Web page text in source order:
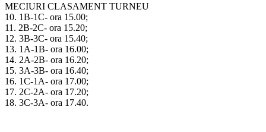
MECIURI CLASAMENT TURNEU
10. 1B-1C- ora 15.00;
11. 2B-2C- ora 15.20;
12. 3B-3C- ora 15.40;
13. 1A-1B- ora 16.00;
14. 2A-2B- ora 16.20;
15. 3A-3B- ora 16.40;
16. 1C-1A- ora 17.00;
17. 2C-2A- ora 17.20;
18. 3C-3A- ora 17.40.